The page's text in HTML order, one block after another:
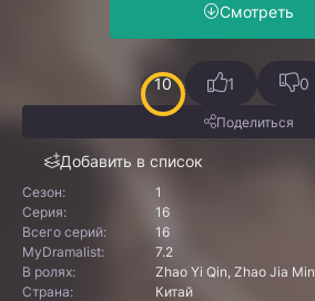
Смотреть
10
Добавить в список
1 0
Поделиться
Сезон:
1
Серия:
16
Всего серий:
16
MyDramalist:
7.2
В ролях:
Zhao Yi Qin, Zhao Jia Min
Страна:
Китай